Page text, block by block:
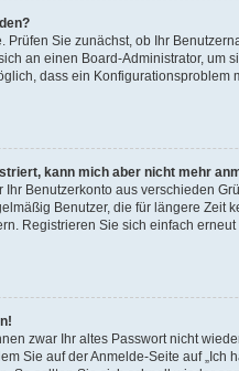
Prüfen Sie zunächst, ob Ihr
an einen Board-Administrator, um
dass ein Konfigurationsproblem
kann mich aber nicht mehr
Ihr Benutzerkonto aus verschieden
Benutzer, die für längere Zeit
Registrieren Sie sich einfach
zwar Ihr altes Passwort nicht
Sie auf der Anmelde-Seite auf „Ich